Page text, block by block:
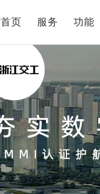
首页 服务 功能